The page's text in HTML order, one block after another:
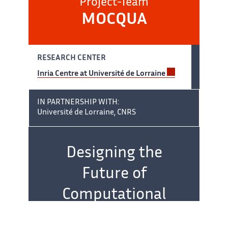
Project-Team
MOCQUA
RESEARCH CENTER
Inria Centre at Université de Lorraine
IN PARTNERSHIP WITH:
Université de Lorraine, CNRS
Team name:Designing the
Future of
Computational